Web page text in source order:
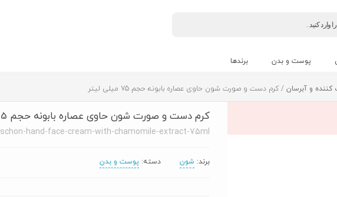
پوست و بدن برندها
کننده و آبرسان / کرم دست و صورت شون حاوی عصاره بابونه حجم 75 میلی لیتر
کرم دست و صورت شون حاوی عصاره بابونه حجم 75 میلی لیتر
schon-hand-face-cream-with-chamomile-extract-75ml
برند: شون دسته: پوست و بدن